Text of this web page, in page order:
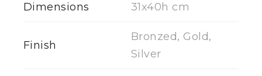
Dimensions 31x40h cm
Finish
Bronzed, Gold,
Silver